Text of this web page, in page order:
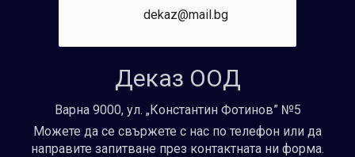
dekaz@mail.bg
Деказ ООД
Варна 9000, ул. „Константин Фотинов” №5
Можете да се свържете с нас по телефон или да
направите запитване през контактната ни форма.